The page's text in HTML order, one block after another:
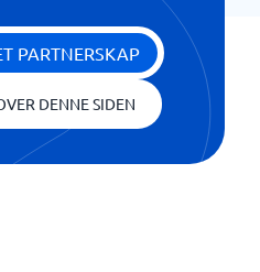
PARTNERSKAP
DENNE SIDEN